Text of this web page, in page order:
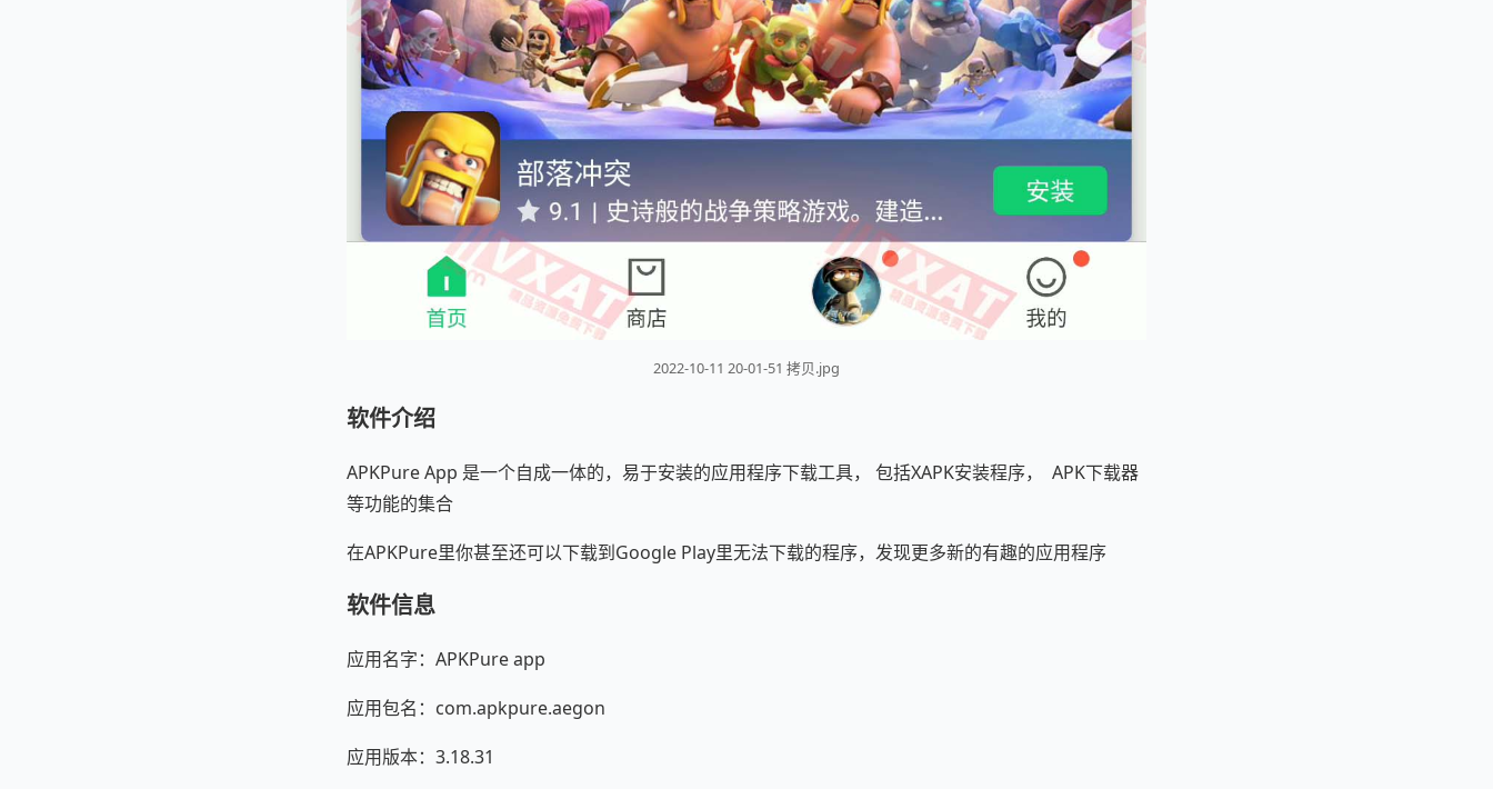
2022-10-11 20-01-51 拷贝.jpg
软件介绍
APKPure App 是一个自成一体的，易于安装的应用程序下载工具， 包括XAPK安装程序， APK下载器
等功能的集合
在APKPure里你甚至还可以下载到Google Play里无法下载的程序，发现更多新的有趣的应用程序
软件信息
应用名字：APKPure app
应用包名：com.apkpure.aegon
应用版本：3.18.31